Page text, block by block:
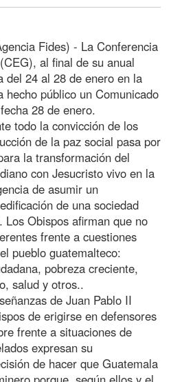
Fides) - La Conferencia
al final de su anual
del 24 al 28 de enero en la
hecho público un Comunicado
28 de enero.
todo la convicción de los
de la paz social pasa por
la transformación del
con Jesucristo vivo en la
de asumir un
de una sociedad
Obispos afirman que no
frente a cuestiones
pueblo guatemalteco:
pobreza creciente,
salud y otros..
de Juan Pablo II
de erigirse en defensores
frente a situaciones de
expresan su
de hacer que Guatemala